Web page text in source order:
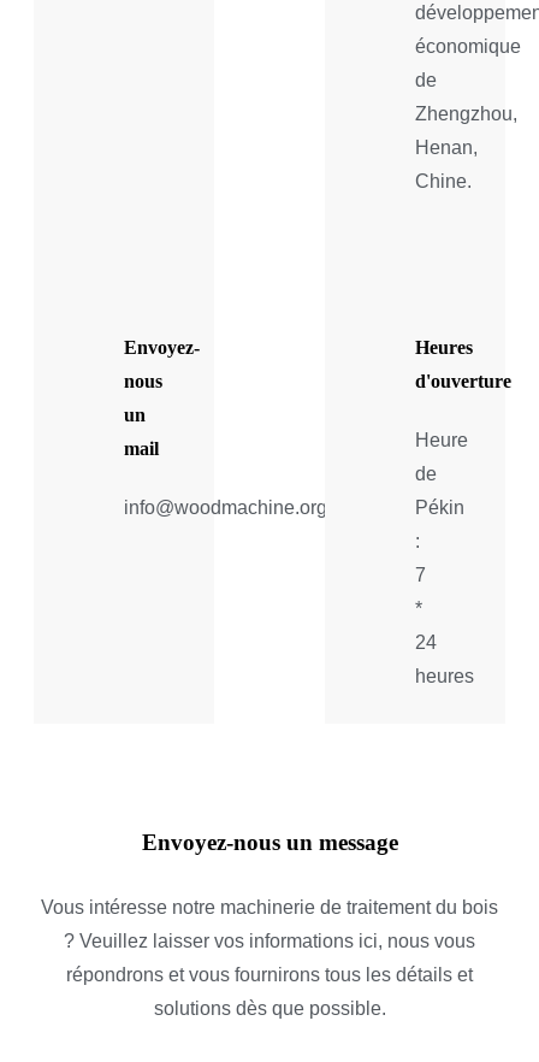
économique
de
Zhengzhou,
Henan,
Chine.
Envoyez-
nous
un
mail
info@woodmachine.org
Heures
d'ouverture
Heure
de
Pékin
:
7
*
24
heures
Envoyez-nous un message
Vous intéresse notre machinerie de traitement du bois
? Veuillez laisser vos informations ici, nous vous
répondrons et vous fournirons tous les détails et
solutions dès que possible.